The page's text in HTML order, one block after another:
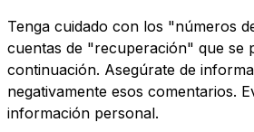
Tenga cuidado con los "números
cuentas de "recuperación" que se
continuación. Asegúrate de
negativamente esos comentarios.
información personal.